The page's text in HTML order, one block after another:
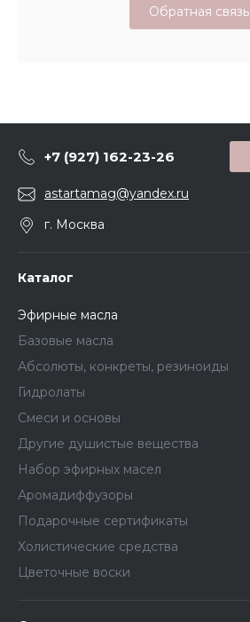
Обратная связь
+7 (927) 162-23-26
astartamag@yandex.ru
г. Москва
Каталог
Эфирные масла
Базовые масла
Абсолюты, конкреты, резиноиды
Гидролаты
Смеси и основы
Другие душистые вещества
Набор эфирных масел
Аромадиффузоры
Подарочные сертификаты
Холистические средства
Цветочные воски